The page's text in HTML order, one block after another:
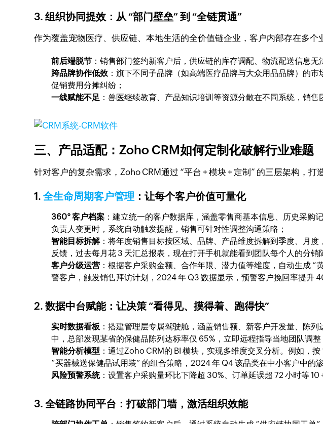
3. 组织协同提效：从 “部门壁垒” 到 “全链贯通”
作为覆盖宠物医疗、供应链、本地生活的全价值链企业，客户内部存在多个
前后端脱节 ：销售部门签约新客户后，供应链的库存调配、物流配送信息
跨品牌协作低效 ：旗下不同子品牌（如高端医疗品牌与大众用品品牌）的
促销费用分摊纠纷；
一线赋能不足 ：兽医继续教育、产品知识培训等资源分散在不同系统，销
三、产品适配：Zoho CRM如何定制化破解行业难题
针对客户的复杂需求，Zoho CRM通过 “平台 + 模块 + 定制” 的三层架构，打
1.全生命周期客户管理 ：让每个客户价值可量化
360° 客户档案 ：建立统一的客户数据库，涵盖零售商基本信息、历史采
负责人变更时，系统自动触发提醒，销售可针对性调整沟通策略；
智能目标拆解：将年度销售目标按区域、品牌、产品维度拆解到季度、月
反馈，过去每月花 3 天汇总报表，现在打开手机就能看到团队每个人的分销
客户分级运营 ：根据客户采购金额、合作年限、潜力值等维度，自动生成
警客户，触发销售拜访计划，2024 年 Q3 数据显示，预警客户挽回率提升
2. 数据中台赋能：让决策 “看得见、摸得着、跑得快”
实时数据看板 ：搭建管理层专属驾驶舱，涵盖销售额、新客户开发量、陈
中，总部发现某省的保健品陈列达标率仅 65%，立即远程指导当地团队调整
智能分析模型 ：通过Zoho CRM的 BI 模块，实现多维度交叉分析。例如，
“买器械送保健品试用装” 的组合策略，2024 年 Q4 该品类在中小客户中的
风险预警系统：设置客户采购量环比下降超 30%、订单延误超 72 小时等
3. 全链路协同平台：打破部门墙，激活组织效能